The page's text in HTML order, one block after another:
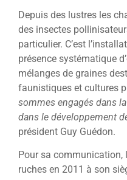
Depuis des lustres les
des insectes
particulier. C’est
présence systématique
mélanges de graines
faunistiques et cultures
sommes engagés dans
dans le développement
président Guy Guédon.
Pour sa communication,
ruches en 2011 à son